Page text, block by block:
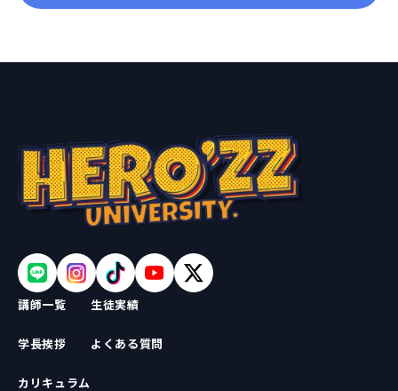
講師一覧
学長挨拶
カリキュラム
生徒実績
よくある質問